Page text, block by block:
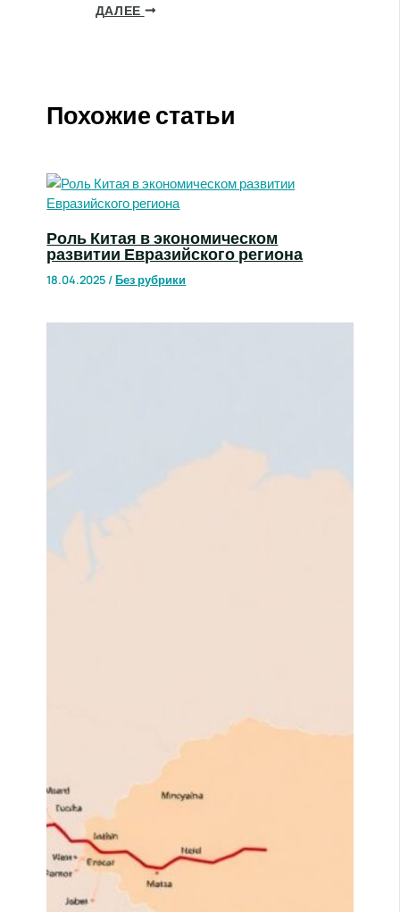
ДАЛЕЕ
Похожие статьи
Роль Китая в экономическом
развитии Евразийского региона
18.04.2025 /Без рубрики